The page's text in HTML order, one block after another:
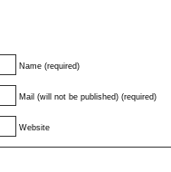
Name (required)
Mail (will not be published) (required)
Website